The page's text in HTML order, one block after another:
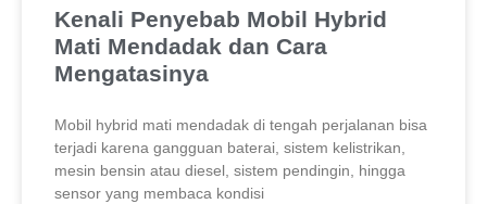
Kenali Penyebab Mobil Hybrid
Mati Mendadak dan Cara
Mengatasinya
Mobil hybrid mati mendadak di tengah perjalanan bisa
terjadi karena gangguan baterai, sistem kelistrikan,
mesin bensin atau diesel, sistem pendingin, hingga
sensor yang membaca kondisi